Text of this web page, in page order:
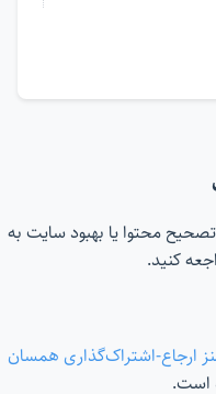
محتوا یا بهبود سایت به
کنید.
ارجاع-اشتراک‌گذاری همسان
است.